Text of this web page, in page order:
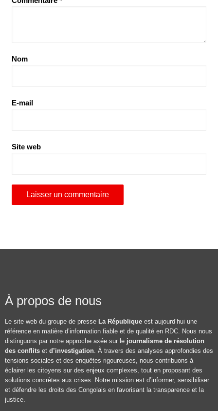
Nom
E-mail
Site web
À propos de nous
Le site web du groupe de presse La République est aujourd’hui une
référence en matière d’information fiable et de qualité en RDC. Nous nous
distinguons par notre approche axée sur le journalisme de résolution
des conflits et d’investigation. À travers des analyses approfondies des
tensions sociales et des enquêtes rigoureuses, nous contribuons à
éclairer les citoyens sur des enjeux complexes, tout en proposant des
solutions concrètes aux crises. Notre mission est d’informer, sensibiliser
et défendre les droits des Congolais en favorisant la transparence et la
justice.